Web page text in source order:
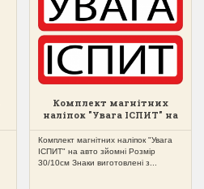
Комплект магнітних
наліпок "Увага ІСПИТ" на
Комплект магнітних наліпок "Увага
ІСПИТ" на авто зйомні Розмір
30/10см Знаки виготовлені з...